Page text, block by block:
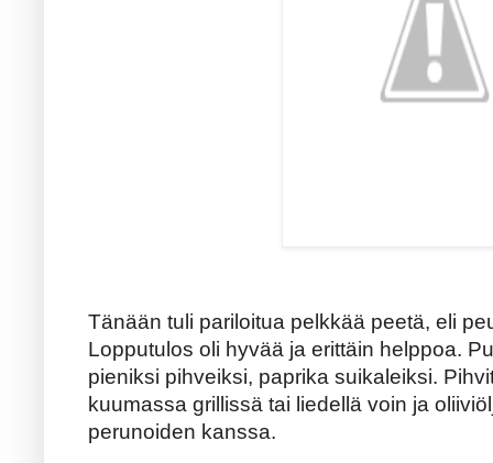
Tänään tuli pariloitua pelkkää peetä, eli
Lopputulos oli hyvää ja erittäin helppoa.
pieniksi pihveiksi, paprika suikaleiksi.
kuumassa grillissä tai liedellä voin ja
perunoiden kanssa.